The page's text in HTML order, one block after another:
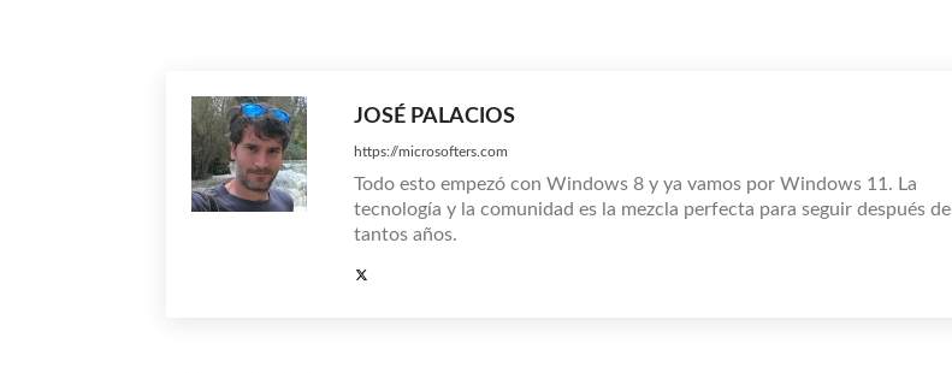
JOSÉ PALACIOS
https://microsofters.com
Todo esto empezó con Windows 8 y ya vamos por Windows 11. La
tecnología y la comunidad es la mezcla perfecta para seguir después de
tantos años.